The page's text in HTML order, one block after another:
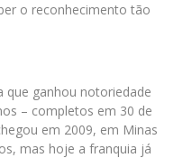
o reconhecimento tão
que ganhou notoriedade
– completos em 30 de
em 2009, em Minas
mas hoje a franquia já